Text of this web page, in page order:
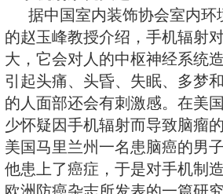
这些电波就是手机
辐射较小，通话时辐
经拨出而尚未接通时
时的3倍左右。这些
人体健康造成不利